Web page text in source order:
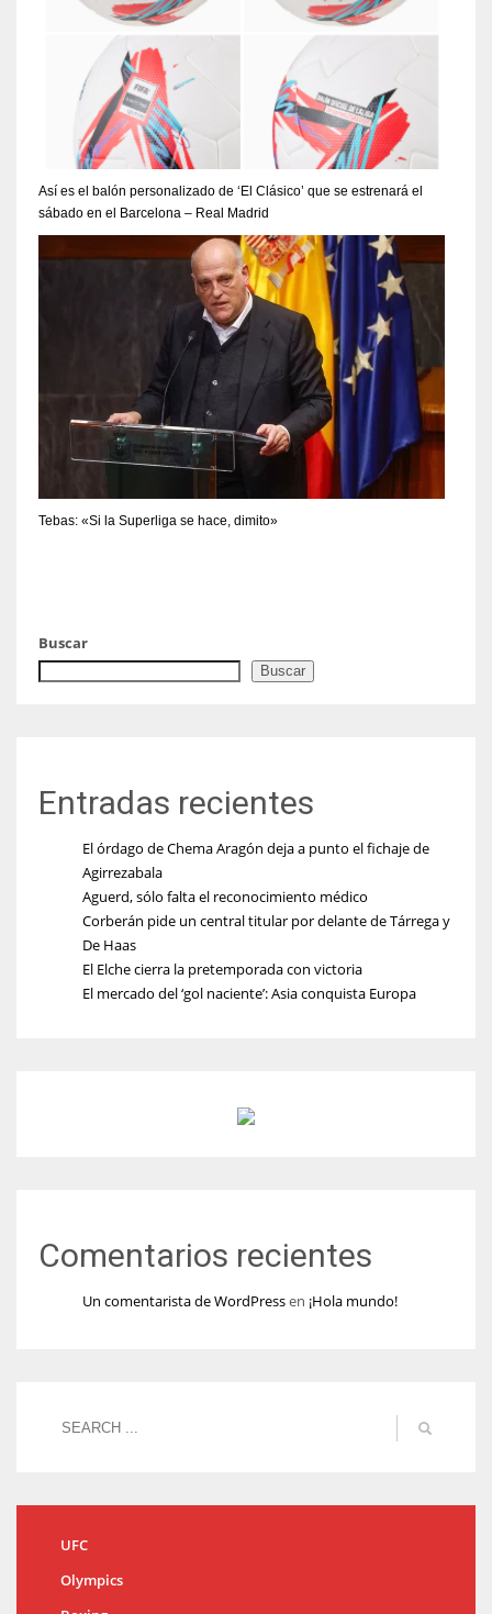
Así es el balón personalizado de ‘El Clásico’ que se estrenará el
sábado en el Barcelona – Real Madrid
Tebas: «Si la Superliga se hace, dimito»
Buscar
Buscar
Entradas recientes
El órdago de Chema Aragón deja a punto el fichaje de
Agirrezabala
Aguerd, sólo falta el reconocimiento médico
Corberán pide un central titular por delante de Tárrega y
De Haas
El Elche cierra la pretemporada con victoria
El mercado del ‘gol naciente’: Asia conquista Europa
Comentarios recientes
Un comentarista de WordPressen ¡Hola mundo!
UFC
Olympics